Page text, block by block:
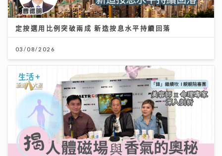
定按選用比例突破兩成 新造按息水平持續回落
03/08/2026